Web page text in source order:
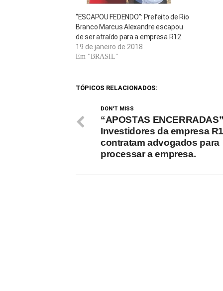
“ESCAPOU FEDENDO”: Prefeito de Rio
Branco Marcus Alexandre escapou
de ser atraído para a empresa R12.
19 de janeiro de 2018
Em "BRASIL"
TÓPICOS RELACIONADOS:
DON'T MISS
“APOSTAS
Investidores da empresa
contratam advogados para
processar a empresa.